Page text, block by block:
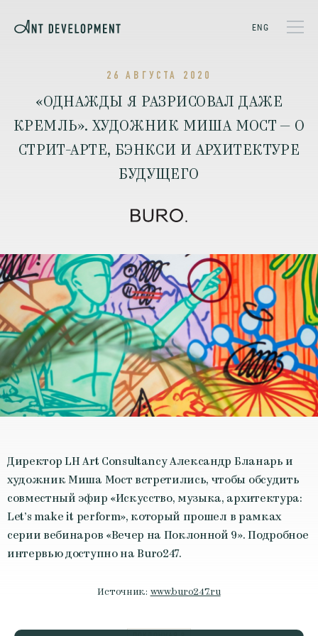
ENG
26 АВГУСТА 2020
«ОДНАЖДЫ Я РАЗРИСОВАЛ ДАЖЕ
КРЕМЛЬ». ХУДОЖНИК МИША МОСТ — О
СТРИТ-АРТЕ, БЭНКСИ И АРХИТЕКТУРЕ
БУДУЩЕГО
Директор LH Art Consultancy Александр Бланарь и
художник Миша Мост встретились, чтобы обсудить
совместный эфир «Искусство, музыка, архитектура:
Let’s make it perform», который прошел в рамках
серии вебинаров «Вечер на Поклонной 9». Подробное
интервью доступно на Buro247.
Источник: www.buro247.ru